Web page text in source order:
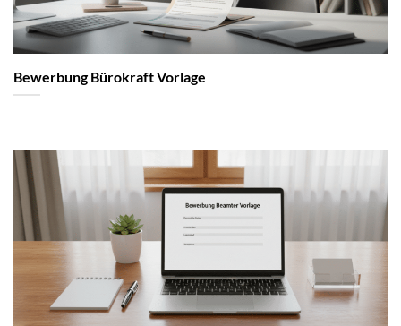
Bewerbung Bürokraft Vorlage